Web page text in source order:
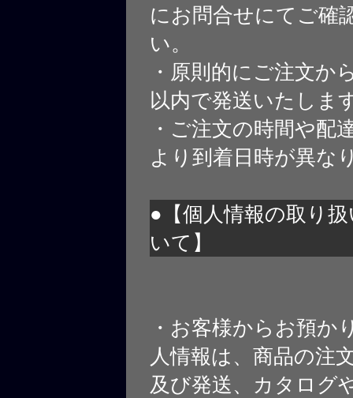
にお問合せにてご確
い。
・原則的にご注文か
以内で発送いたしま
・ご注文の時間や配
より到着日時が異な
●【個人情報の取り
いて】
・お客様からお預か
人情報は、商品の注
及び発送、カタログ